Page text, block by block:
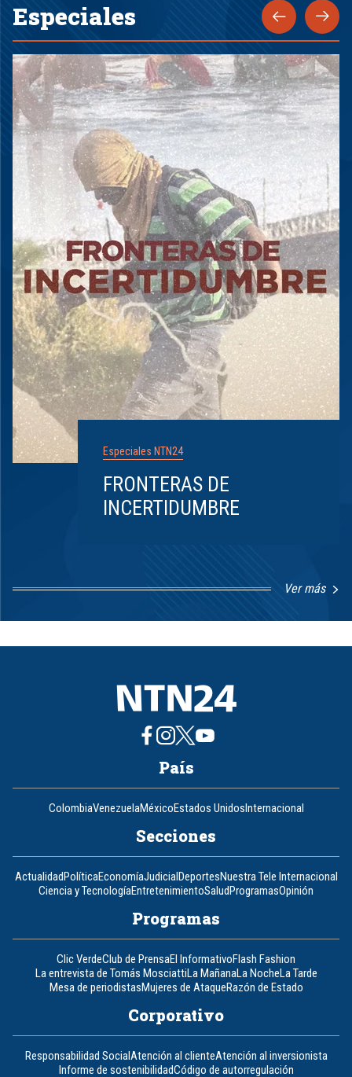
Especiales
Especiales NTN24
FRONTERAS DE
INCERTIDUMBRE
Ver más
1
8
País
ColombiaVenezuelaMéxicoEstados UnidosInternacional
Secciones
ActualidadPolíticaEconomíaJudicialDeportesNuestra Tele Internacional
Ciencia y TecnologíaEntretenimientoSaludProgramasOpinión
Programas
Clic VerdeClub de PrensaEl InformativoFlash Fashion
La entrevista de Tomás MosciattiLa MañanaLa NocheLa Tarde
Mesa de periodistasMujeres de AtaqueRazón de Estado
Corporativo
Responsabilidad SocialAtención al clienteAtención al inversionista
Informe de sostenibilidadCódigo de autorregulación